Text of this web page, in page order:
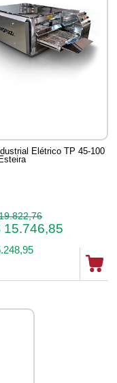
Elétrico TP 45-100
15.746,85